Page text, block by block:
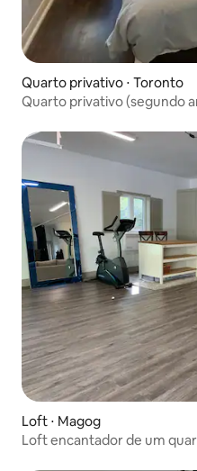
Quarto privativo ⋅ Toronto
Quarto privativo (segundo
Loft ⋅ Magog
Loft encantador de um